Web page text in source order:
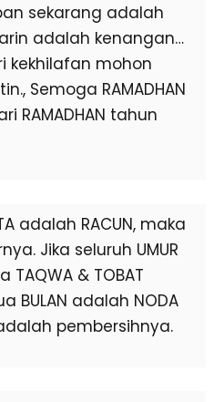
sekarang adalah
adalah kenangan…
kekhilafan mohon
Semoga RAMADHAN
RAMADHAN tahun
adalah RACUN, maka
Jika seluruh UMUR
TAQWA & TOBAT
BULAN adalah NODA
pembersihnya.